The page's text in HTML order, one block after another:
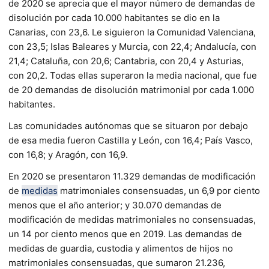
de 2020 se aprecia que el mayor número de demandas de
disolución por cada 10.000 habitantes se dio en la
Canarias, con 23,6. Le siguieron la Comunidad Valenciana,
con 23,5; Islas Baleares y Murcia, con 22,4; Andalucía, con
21,4; Cataluña, con 20,6; Cantabria, con 20,4 y Asturias,
con 20,2. Todas ellas superaron la media nacional, que fue
de 20 demandas de disolución matrimonial por cada 1.000
habitantes.
Las comunidades autónomas que se situaron por debajo
de esa media fueron Castilla y León, con 16,4; País Vasco,
con 16,8; y Aragón, con 16,9.
En 2020 se presentaron 11.329 demandas de modificación
de medidas matrimoniales consensuadas, un 6,9 por ciento
menos que el año anterior; y 30.070 demandas de
modificación de medidas matrimoniales no consensuadas,
un 14 por ciento menos que en 2019. Las demandas de
medidas de guardia, custodia y alimentos de hijos no
matrimoniales consensuadas, que sumaron 21.236,